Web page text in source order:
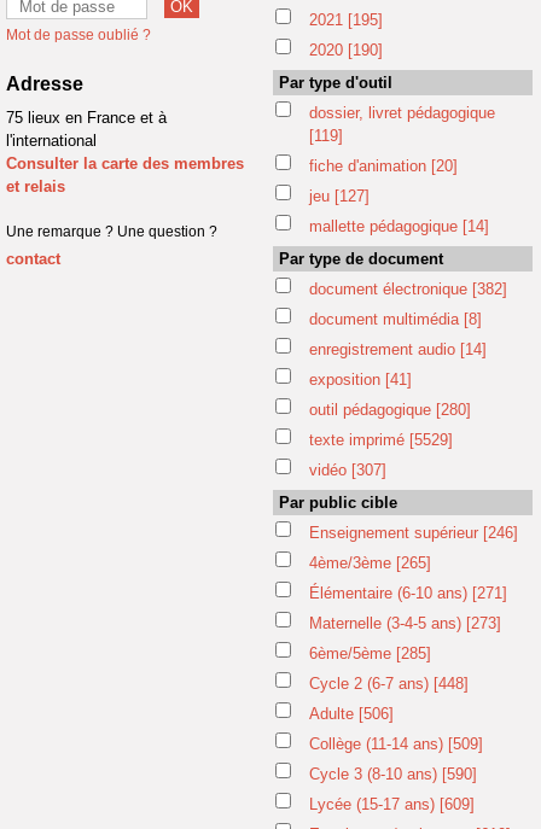
Mot de passe oublié ?
Adresse
75 lieux en France et à
l'international
Consulter la carte des membres
et relais
Une remarque ? Une question ?
contact
2021 [195]
2020 [190]
Par type d'outil
dossier, livret pédagogique
[119]
fiche d'animation [20]
jeu [127]
mallette pédagogique [14]
Par type de document
document électronique [382]
document multimédia [8]
enregistrement audio [14]
exposition [41]
outil pédagogique [280]
texte imprimé [5529]
vidéo [307]
Par public cible
Enseignement supérieur [246]
4ème/3ème [265]
Élémentaire (6-10 ans) [271]
Maternelle (3-4-5 ans) [273]
6ème/5ème [285]
Cycle 2 (6-7 ans) [448]
Adulte [506]
Collège (11-14 ans) [509]
Cycle 3 (8-10 ans) [590]
Lycée (15-17 ans) [609]